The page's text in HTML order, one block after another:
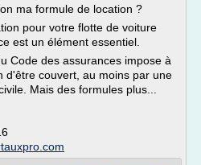
ma formule de location ?
pour votre flotte de voiture
est un élément essentiel.
Code des assurances impose à
d'être couvert, au moins par une
Mais des formules plus...